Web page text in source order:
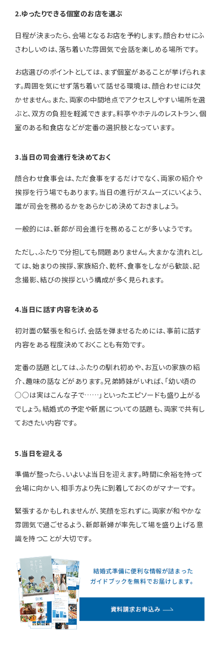
2.ゆったりできる個室のお店を選ぶ
日程が決まったら、会場となるお店を予約します。顔合わせにふ
さわしいのは、落ち着いた雰囲気で会話を楽しめる場所です。
お店選びのポイントとしては、まず個室があることが挙げられま
す。周囲を気にせず落ち着いて話せる環境は、顔合わせには欠
かせません。また、両家の中間地点でアクセスしやすい場所を選
ぶと、双方の負担を軽減できます。料亭やホテルのレストラン、個
室のある和食店などが定番の選択肢となっています。
3.当日の司会進行を決めておく
顔合わせ食事会は、ただ食事をするだけでなく、両家の紹介や
挨拶を行う場でもあります。当日の進行がスムーズにいくよう、
誰が司会を務めるかをあらかじめ決めておきましょう。
一般的には、新郎が司会進行を務めることが多いようです。
ただし、ふたりで分担しても問題ありません。大まかな流れとし
ては、始まりの挨拶、家族紹介、乾杯、食事をしながら歓談、記
念撮影、結びの挨拶という構成が多く見られます。
4.当日に話す内容を決める
初対面の緊張を和らげ、会話を弾ませるためには、事前に話す
内容をある程度決めておくことも有効です。
定番の話題としては、ふたりの馴れ初めや、お互いの家族の紹
介、趣味の話などがあります。兄弟姉妹がいれば、「幼い頃の
○○は実はこんな子で……」といったエピソードも盛り上がる
でしょう。結婚式の予定や新居についての話題も、両家で共有し
ておきたい内容です。
5.当日を迎える
準備が整ったら、いよいよ当日を迎えます。時間に余裕を持って
会場に向かい、相手方より先に到着しておくのがマナーです。
緊張するかもしれませんが、笑顔を忘れずに。両家が和やかな
雰囲気で過ごせるよう、新郎新婦が率先して場を盛り上げる意
識を持つことが大切です。